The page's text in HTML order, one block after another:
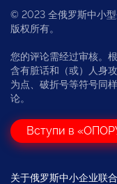
© 2023 全俄罗斯中小
版权所有。
您的评论需经过审核。
含有脏话和（或）人身
为点、破折号等符号同
论。
Вступи в
关于俄罗斯中小企业联